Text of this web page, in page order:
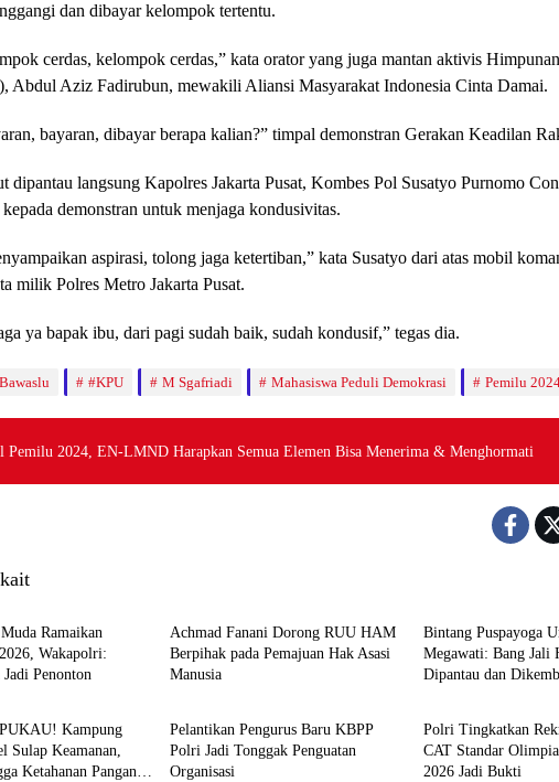
dan dibayar kelompok tertentu.
cerdas, kelompok cerdas,” kata orator yang juga mantan aktivis
Abdul Aziz Fadirubun, mewakili Aliansi Masyarakat Indonesia Cinta Damai.
bayaran, dibayar berapa kalian?” timpal demonstran Gerakan Keadilan
dipantau langsung Kapolres Jakarta Pusat, Kombes Pol Susatyo Purnomo
demonstran untuk menjaga kondusivitas.
aspirasi, tolong jaga ketertiban,” kata Susatyo dari atas mobil
milik Polres Metro Jakarta Pusat.
ya bapak ibu, dari pagi sudah baik, sudah kondusif,” tegas dia.
#KPU M Sgafriadi Mahasiswa Peduli Demokrasi Pemilu
Pemilu 2024, EN-LMND Harapkan Semua Elemen Bisa Menerima & Menghormati
Ramaikan
Wakapolri:
Jadi Penonton
Achmad Fanani Dorong RUU HAM
Berpihak pada Pemajuan Hak Asasi
Manusia
Bintang Puspayoga
Megawati: Bang Jali
Dipantau dan
Kampung
Sulap Keamanan,
Ketahanan Pangan
Pelantikan Pengurus Baru KBPP
Polri Jadi Tonggak Penguatan
Organisasi
News
Polri Tingkatkan
CAT Standar
2026 Jadi Bukti